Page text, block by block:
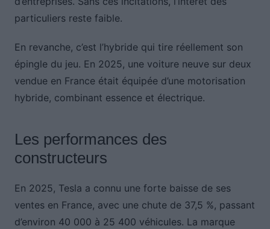
particuliers reste faible.
En revanche, c’est l’hybride qui tire réellement son
épingle du jeu. En 2025, une voiture neuve sur deux
vendue en France était équipée d’une motorisation
hybride, combinant essence et électrique.
Les performances des
constructeurs
En 2025, Tesla a connu une forte baisse de ses
ventes en France, avec une chute de 37,5 %, passant
d’environ 40 000 à 25 400 véhicules. La marque